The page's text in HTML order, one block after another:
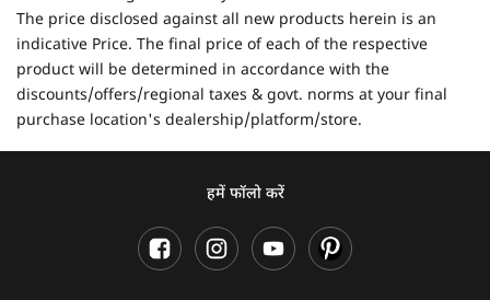
The price disclosed against all new products herein is an
indicative Price. The final price of each of the respective
product will be determined in accordance with the
discounts/offers/regional taxes & govt. norms at your final
purchase location's dealership/platform/store.
हमें फॉलो करें